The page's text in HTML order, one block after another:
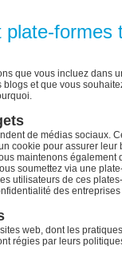
formes
que vous incluez
et que vous
de médias sociaux.
cookie pour assurer
maintenons
soumettez via une
utilisateurs de ces
des
web, dont les
régies par leurs